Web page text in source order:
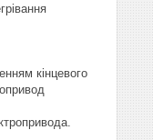
кінцевого